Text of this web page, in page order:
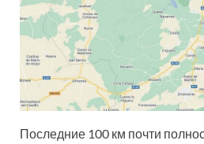
Последние 100 км почти